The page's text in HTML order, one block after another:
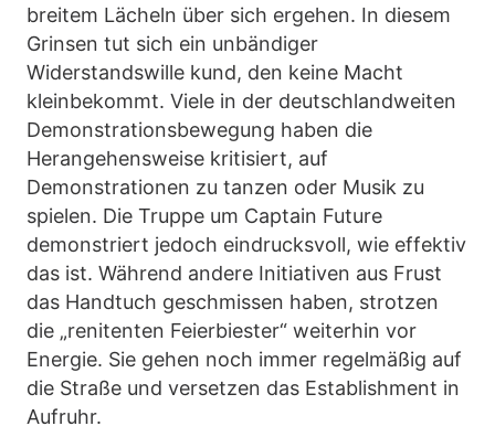
breitem Lächeln über sich ergehen. In diesem
Grinsen tut sich ein unbändiger
Widerstandswille kund, den keine Macht
kleinbekommt. Viele in der deutschlandweiten
Demonstrationsbewegung haben die
Herangehensweise kritisiert, auf
Demonstrationen zu tanzen oder Musik zu
spielen. Die Truppe um Captain Future
demonstriert jedoch eindrucksvoll, wie effektiv
das ist. Während andere Initiativen aus Frust
das Handtuch geschmissen haben, strotzen
die „renitenten Feierbiester“ weiterhin vor
Energie. Sie gehen noch immer regelmäßig auf
die Straße und versetzen das Establishment in
Aufruhr.